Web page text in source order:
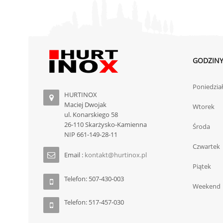
HURTINOX
Maciej Dwojak
ul. Konarskiego 58
26-110 Skarżysko-Kamienna
NIP 661-149-28-11
Email : kontakt@hurtinox.pl
Telefon: 507-430-003
Telefon: 517-457-030
Wtorek
Środa
Czwartek
Piątek
Weekend